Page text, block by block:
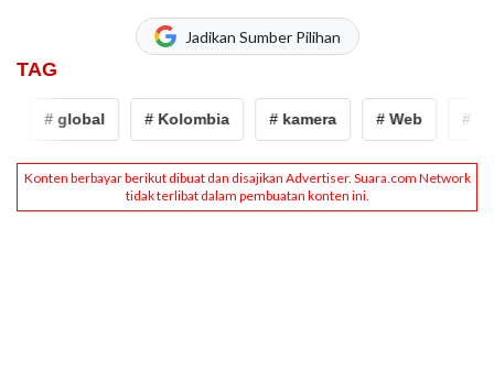
Jadikan Sumber Pilihan
TAG
# global # Kolombia # kamera # Web #